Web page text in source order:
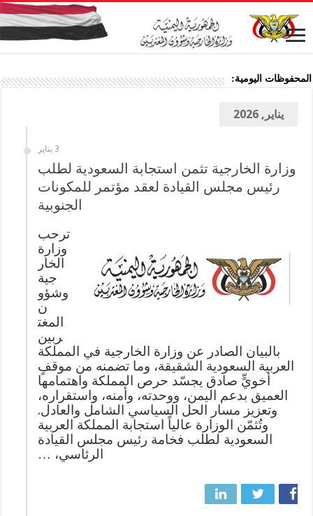
المحفوظات اليومية:
يناير, 2026
3 يناير
وزارة الخارجية تثمن استجابة السعودية لطلب
رئيس مجلس القيادة لعقد مؤتمر للمكونات
الجنوبية
ترحب
وزارة
الخار
جية
وشؤو
ن
المغت
ربين
بالبيان الصادر عن وزارة الخارجية في المملكة
العربية السعودية الشقيقة، وما تضمنه من موقفٍ
أخويٍّ صادق يجسّد حرص المملكة واهتمامها
العميق بدعم اليمن، ووحدته، وأمنه، واستقراره،
وتعزيز مسار الحل السياسي الشامل والعادل.
وتُثمّن الوزارة عالياً استجابة المملكة العربية
السعودية لطلب فخامة رئيس مجلس القيادة
الرئاسي، …